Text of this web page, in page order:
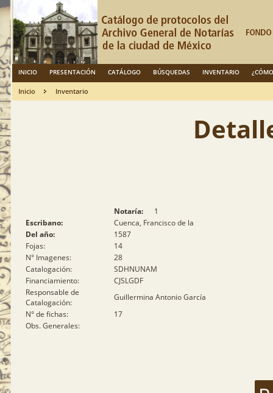
INICIO PRESENTACIÓN CATÁLOGO BÚSQUEDAS INVENTARIO
Inicio Inventario
Notaría:
1
Escribano:
Cuenca, Francisco de la
Del año:
1587
Fojas:
14
N° Imagenes:
28
Catalogación:
SDHNUNAM
Financiamiento:
CJSLGDF
Responsable de
Catalogación:
Guillermina Antonio García
N° de fichas:
17
Obs. Generales: